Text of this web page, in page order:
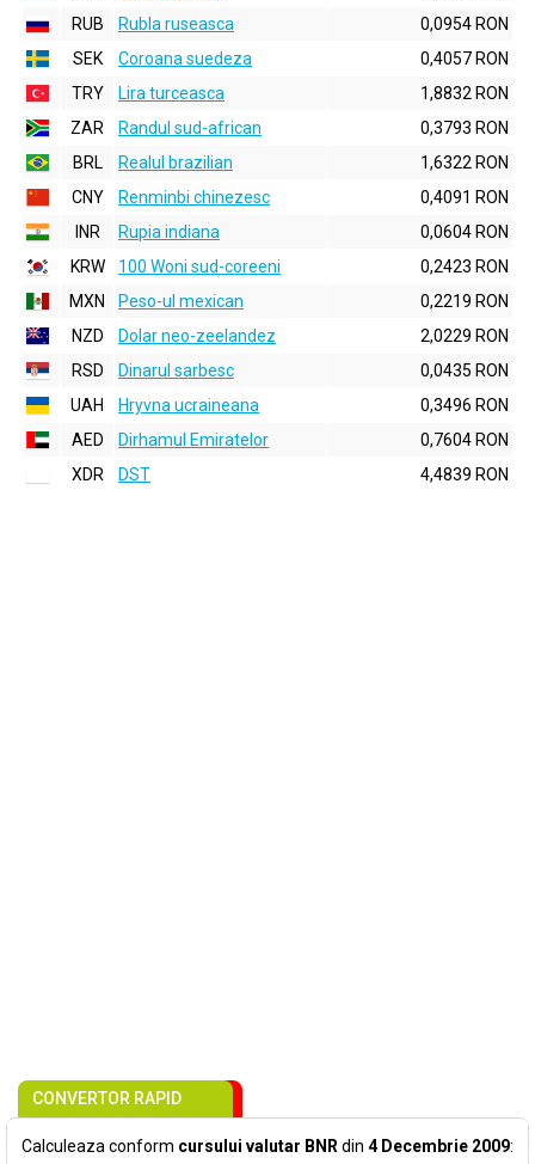
RUB
Rubla ruseasca
0,0954 RON
SEK
Coroana suedeza
0,4057 RON
TRY
Lira turceasca
1,8832 RON
ZAR
Randul sud-african
0,3793 RON
BRL
Realul brazilian
1,6322 RON
CNY
Renminbi chinezesc
0,4091 RON
INR
Rupia indiana
0,0604 RON
KRW
100 Woni sud-coreeni
0,2423 RON
MXN
Peso-ul mexican
0,2219 RON
NZD
Dolar neo-zeelandez
2,0229 RON
RSD
Dinarul sarbesc
0,0435 RON
UAH
Hryvna ucraineana
0,3496 RON
AED
Dirhamul Emiratelor
0,7604 RON
XDR
DST 4,4839 RON
CONVERTOR RAPID
Calculeaza conform cursului valutar BNR din 4 Decembrie 2009: